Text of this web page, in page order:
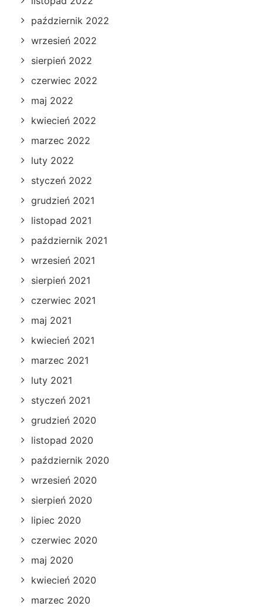
październik 2022
wrzesień 2022
sierpień 2022
czerwiec 2022
maj 2022
kwiecień 2022
marzec 2022
luty 2022
styczeń 2022
grudzień 2021
listopad 2021
październik 2021
wrzesień 2021
sierpień 2021
czerwiec 2021
maj 2021
kwiecień 2021
marzec 2021
luty 2021
styczeń 2021
grudzień 2020
listopad 2020
październik 2020
wrzesień 2020
sierpień 2020
lipiec 2020
czerwiec 2020
maj 2020
kwiecień 2020
marzec 2020